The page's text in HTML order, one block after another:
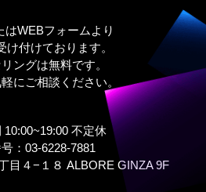
はWEBフォームより
け付けております。
ングは無料です。
にご相談ください。
10:00~19:00 不定休
：03-6228-7881
⽬４−１８ ALBORE GINZA 9F